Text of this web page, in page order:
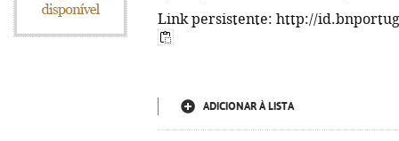
Link persistente: http://
ADICIONAR À LISTA